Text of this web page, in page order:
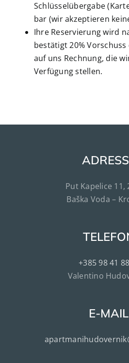
Schlüsselübergabe
bar (wir akzeptieren
Ihre Reservierung wird
bestätigt 20%
auf uns Rechnung, die
Verfügung stellen.
Put Kapelice 11,
Baška Voda –
+385 98 41
Valentino
E-MAIL